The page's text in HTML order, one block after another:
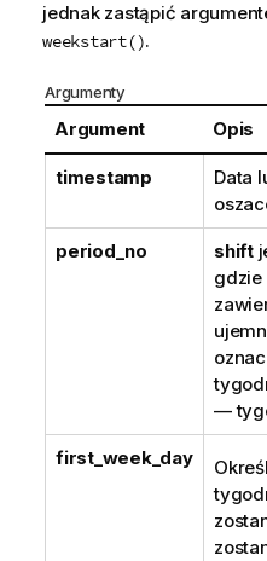
jednak zastąpić
weekstart().
Argumenty
Argument Opis
timestamp
Data
period_no shift
gdzie
—
first_week_day